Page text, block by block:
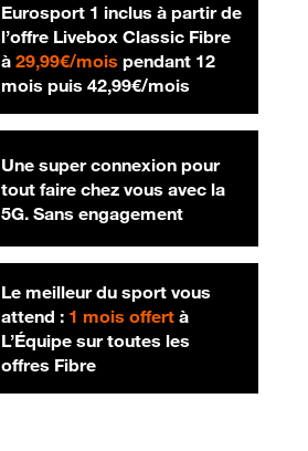
Eurosport 1 inclus à partir de
l’offre Livebox Classic Fibre
à 29,99€/mois29,99 € par mois
pendant 12
mois puis 42,99€/mois42,99 € par
Une super connexion pour
tout faire chez vous avec la
5G. Sans engagement
Le meilleur du sport vous
attend : 1 mois offertà
L’Équipe sur toutes les
offres Fibre